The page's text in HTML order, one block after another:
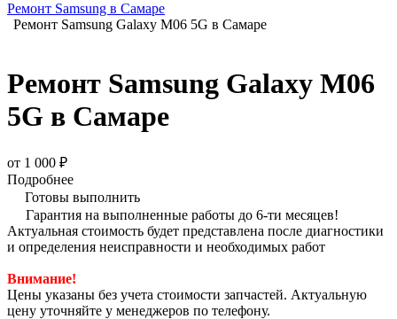
Ремонт Samsung в Самаре
Ремонт Samsung Galaxy M06 5G в Самаре
Ремонт Samsung Galaxy M06
5G в Самаре
от 1 000 ₽
Подробнее
Готовы выполнить
Гарантия на выполненные работы до 6-ти месяцев!
Актуальная стоимость будет представлена после диагностики
и определения неисправности и необходимых работ
Внимание!
Цены указаны без учета стоимости запчастей. Актуальную
цену уточняйте у менеджеров по телефону.